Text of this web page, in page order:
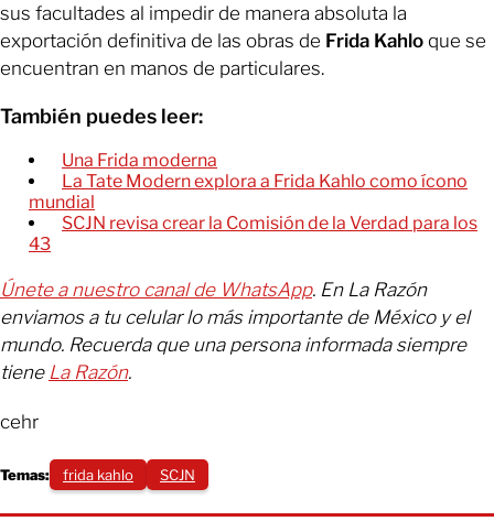
sus facultades al impedir de manera absoluta la
exportación definitiva de las obras de Frida Kahlo que se
encuentran en manos de particulares.
También puedes leer:
Una Frida moderna
La Tate Modern explora a Frida Kahlo como ícono
mundial
SCJN revisa crear la Comisión de la Verdad para los
43
Únete a nuestro canal de WhatsApp. En La Razón
enviamos a tu celular lo más importante de México y el
mundo. Recuerda que una persona informada siempre
tiene La Razón.
cehr
Temas: frida kahlo SCJN